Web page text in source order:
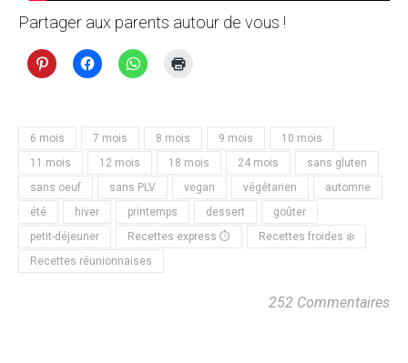
Partager aux parents autour de vous !
6 mois 7 mois 8 mois 9 mois
10 mois
11 mois
12 mois 18 mois 24 mois
sans gluten
sans oeuf
sans PLV vegan végétarien
automne
été
hiver printemps dessert
goûter
petit-déjeuner
Recettes express ⏱
Recettes froides ❄️
Recettes réunionnaises
252 Commentaires